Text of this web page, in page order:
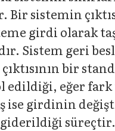
Bir sistemin
girdi olarak
Sistem geri
bir
edildiği, eğer
ise girdinin
süreçtir.